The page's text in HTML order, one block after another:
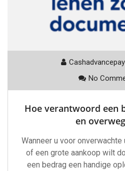
No
Hoe verantwoord een
en
Wanneer u voor
of een grote aankoop wilt
een bedrag een handige